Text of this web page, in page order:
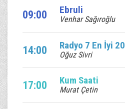
09:00 Ebruli
Venhar Sağıroğlu
14:00 Radyo 7 En İyi 20
Oğuz Sivri
17:00 Kum Saati
Murat Çetin